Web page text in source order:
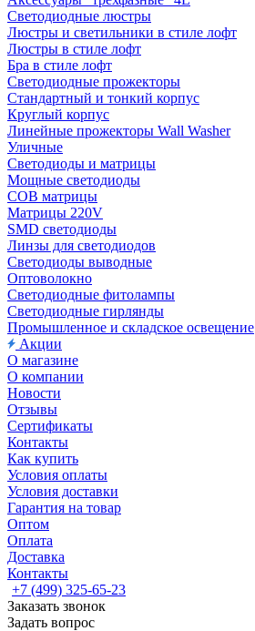
Светодиодные люстры
Люстры и светильники в стиле лофт
Люстры в стиле лофт
Бра в стиле лофт
Светодиодные прожекторы
Стандартный и тонкий корпус
Круглый корпус
Линейные прожекторы Wall Washer
Уличные
Светодиоды и матрицы
Мощные светодиоды
COB матрицы
Матрицы 220V
SMD светодиоды
Линзы для светодиодов
Светодиоды выводные
Оптоволокно
Светодиодные фитолампы
Светодиодные гирлянды
Промышленное и складское освещение
Акции
О магазине
О компании
Новости
Отзывы
Сертификаты
Контакты
Как купить
Условия оплаты
Условия доставки
Гарантия на товар
Оптом
Оплата
Доставка
Контакты
+7 (499) 325-65-23
Заказать звонок
Задать вопрос